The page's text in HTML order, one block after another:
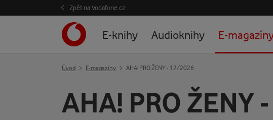
Zpět na Vodafone.cz
E-knihy Audioknihy E-
Úvod E-magazíny AHA! PRO ŽENY - 12/2026
AHA! PRO ŽENY